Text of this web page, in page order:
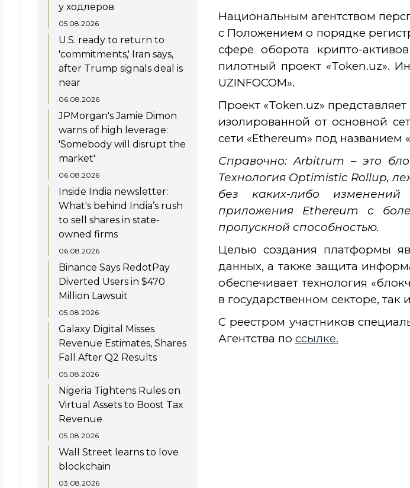
у ходлеров
05.08.2026
U.S. ready to return to
'commitments,' Iran says,
after Trump signals deal is
near
06.08.2026
JPMorgan's Jamie Dimon
warns of high leverage:
'Somebody will disrupt the
market'
06.08.2026
Inside India newsletter:
What's behind India’s rush
to sell shares in state-
owned firms
06.08.2026
Binance Says RedotPay
Diverted Users in $470
Million Lawsuit
05.08.2026
Galaxy Digital Misses
Revenue Estimates, Shares
Fall After Q2 Results
05.08.2026
Nigeria Tightens Rules on
Virtual Assets to Boost Tax
Revenue
05.08.2026
Wall Street learns to love
blockchain
03.08.2026
Национальным агентством
с Положением о порядке
сфере оборота крипто-
пилотный проект «Token.uz».
UZINFOCOM».
Проект «Token.uz»
изолированной от основной
сети «Ethereum» под названием
Справочно: Arbitrum – это
Технология Optimistic Rollup,
без каких-либо изменений
приложения Ethereum с
пропускной способностью.
Целью создания платформы
данных, а также защита
обеспечивает технология
в государственном секторе, так
С реестром участников
Агентства по ссылке.